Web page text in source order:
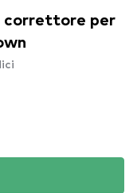
correttore per